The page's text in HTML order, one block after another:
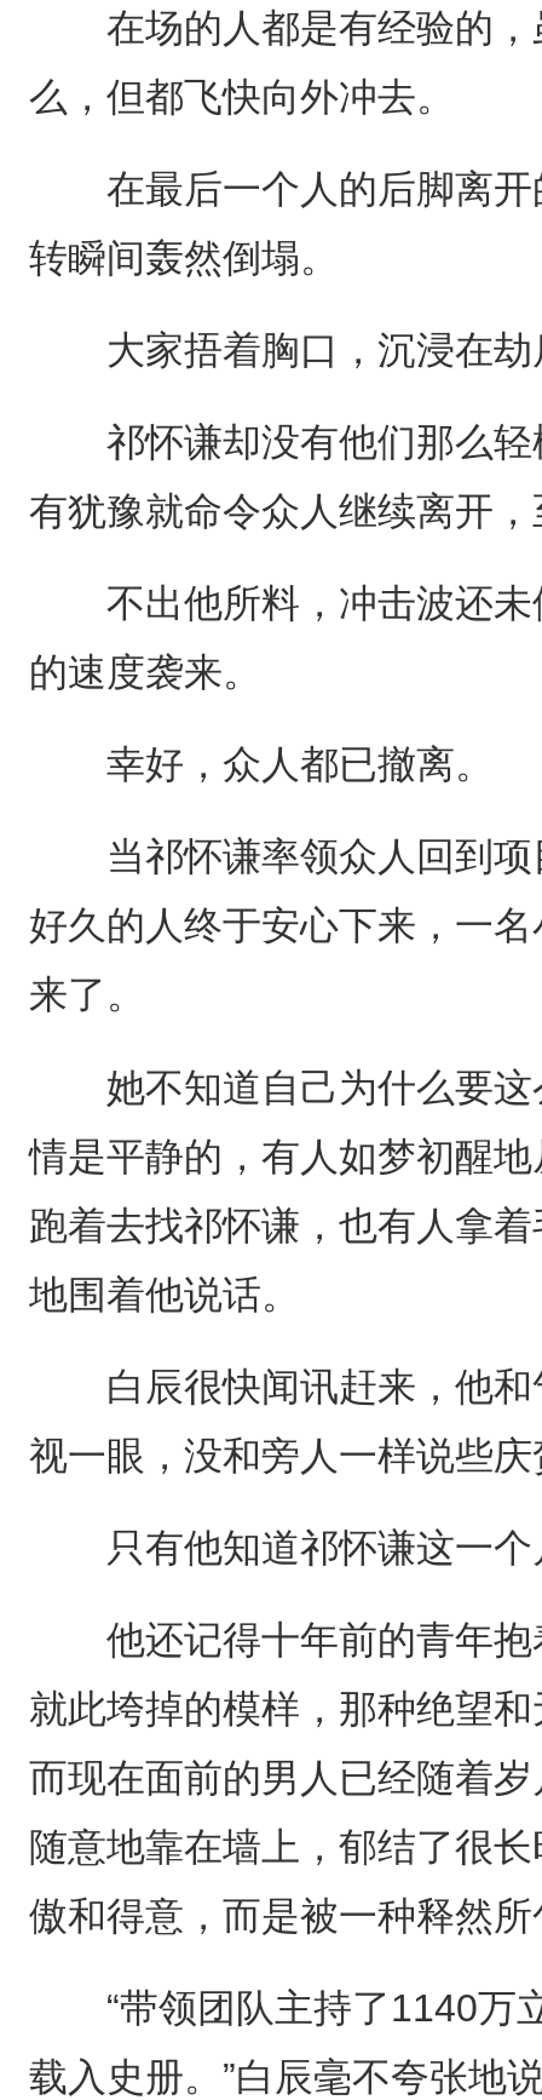
在场的人都是有经验的，
么，但都飞快向外冲去。
在最后一个人的后脚离开
转瞬间轰然倒塌。
大家捂着胸口，沉浸在劫
祁怀谦却没有他们那么轻
有犹豫就命令众人继续离开
不出他所料，冲击波还未
的速度袭来。
幸好，众人都已撤离。
当祁怀谦率领众人回到项
好久的人终于安心下来，一
来了。
她不知道自己为什么要这
情是平静的，有人如梦初醒
跑着去找祁怀谦，也有人拿
地围着他说话。
白辰很快闻讯赶来，他和
视一眼，没和旁人一样说些
只有他知道祁怀谦这一个
他还记得十年前的青年抱
就此垮掉的模样，那种绝望
而现在面前的男人已经随着
随意地靠在墙上，郁结了很
傲和得意，而是被一种释然
“带领团队主持了1140万
载入史册。”白辰毫不夸张地